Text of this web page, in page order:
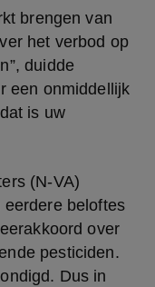
brengen van
het verbod op
duidde
een onmiddellijk
is uw
(N-VA)
eerdere beloftes
over
pesticiden.
Dus in